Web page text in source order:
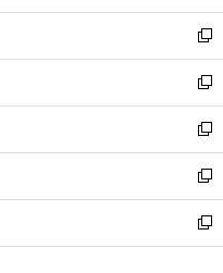
開
く
ウ
で
開
く
ン
ド
ウ
で
開
く
ウ
ィ
ン
ド
ウ
で
開
く
新
し
い
ウ
ィ
ン
ド
ウ
で
開
新
し
い
ウ
ィ
ン
ド
ウ
新
し
い
ウ
ィ
ン
新
し
い
ウ
新
し